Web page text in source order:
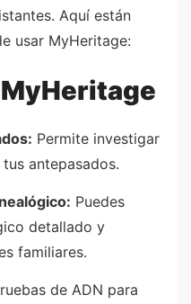
Aquí están
usar MyHeritage:
Permite investigar
antepasados.
Puedes
detallado y
familiares.
de ADN para